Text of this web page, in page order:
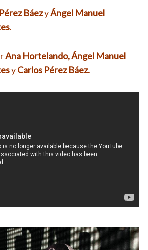
BáezyÁngel Manuel
.
Ana Hortelando, Ángel Manuel
yCarlos Pérez Báez.